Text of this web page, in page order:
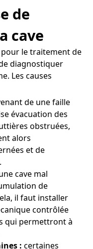
de
cave
le traitement de
diagnostiquer
Les causes
de une faille
évacuation des
obstruées,
alors
et de
cave mal
de
il faut installer
contrôlée
qui permettront à
: certaines